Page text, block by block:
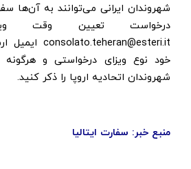
شهروندان ایرانی می‌توانند به آن‌ها
درخواست تعیین وقت
consolato.teheran@esteri.it ایمیل
خود نوع ویزای درخواستی و هرگونه
شهروندان اتحادیه اروپا را ذکر کنید.
منبع خبر: سفارت ایتالیا